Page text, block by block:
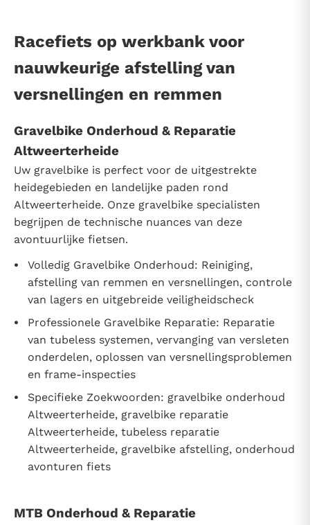
Racefiets op werkbank voor
nauwkeurige afstelling van
versnellingen en remmen
Gravelbike Onderhoud & Reparatie
Altweerterheide
Uw gravelbike is perfect voor de uitgestrekte
heidegebieden en landelijke paden rond
Altweerterheide. Onze gravelbike specialisten
begrijpen de technische nuances van deze
avontuurlijke fietsen.
Volledig Gravelbike Onderhoud: Reiniging,
afstelling van remmen en versnellingen, controle
van lagers en uitgebreide veiligheidscheck
Professionele Gravelbike Reparatie: Reparatie
van tubeless systemen, vervanging van versleten
onderdelen, oplossen van versnellingsproblemen
en frame-inspecties
Specifieke Zoekwoorden: gravelbike onderhoud
Altweerterheide, gravelbike reparatie
Altweerterheide, tubeless reparatie
Altweerterheide, gravelbike afstelling, onderhoud
avonturen fiets
MTB Onderhoud & Reparatie